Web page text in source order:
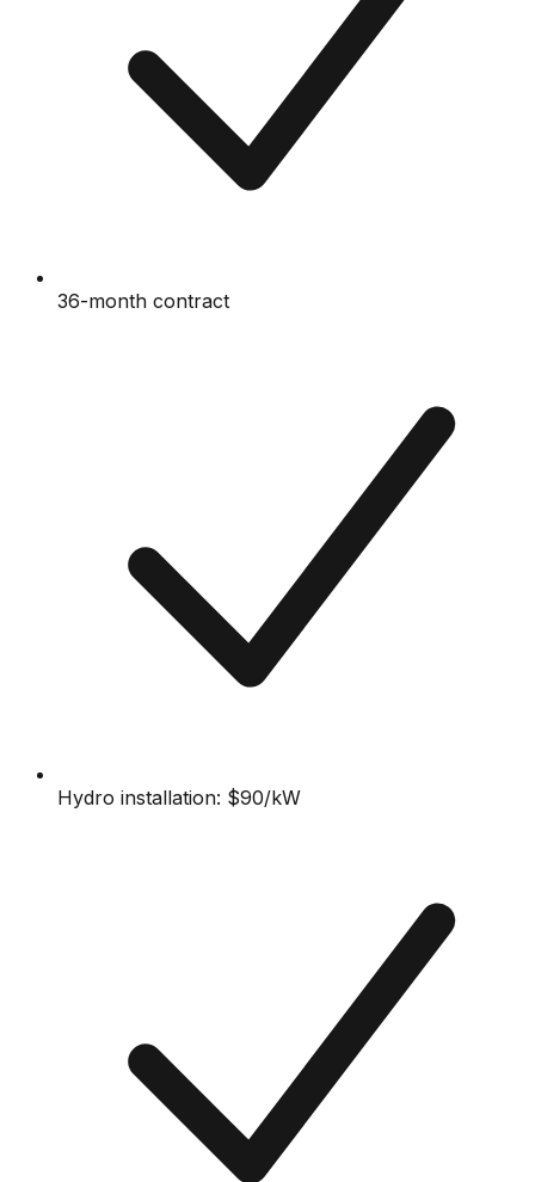
36-month contract
Hydro installation: $90/kW